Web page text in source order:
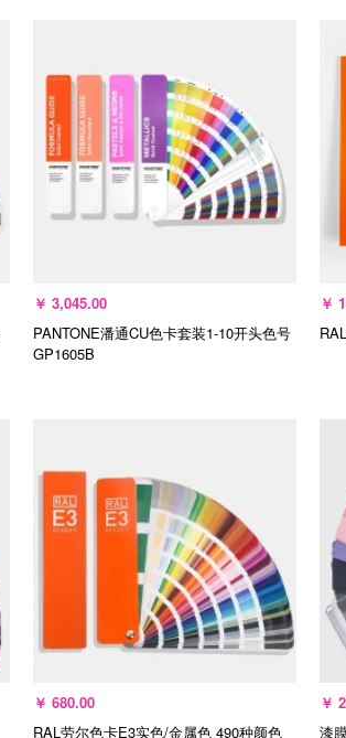
加入购物车
￥ 3,045.00
PANTONE潘通CU色卡套装1-10开头色号
GP1605B
加入购物车
￥
￥ 680.00
RAL劳尔色卡E3实色/金属色 490种颜色
￥
漆